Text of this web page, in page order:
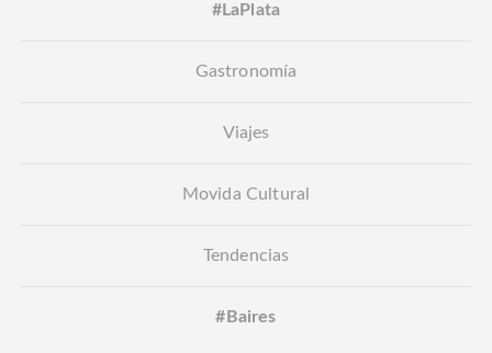
#LaPlata
Gastronomía
Viajes
Movida Cultural
Tendencias
#Baires